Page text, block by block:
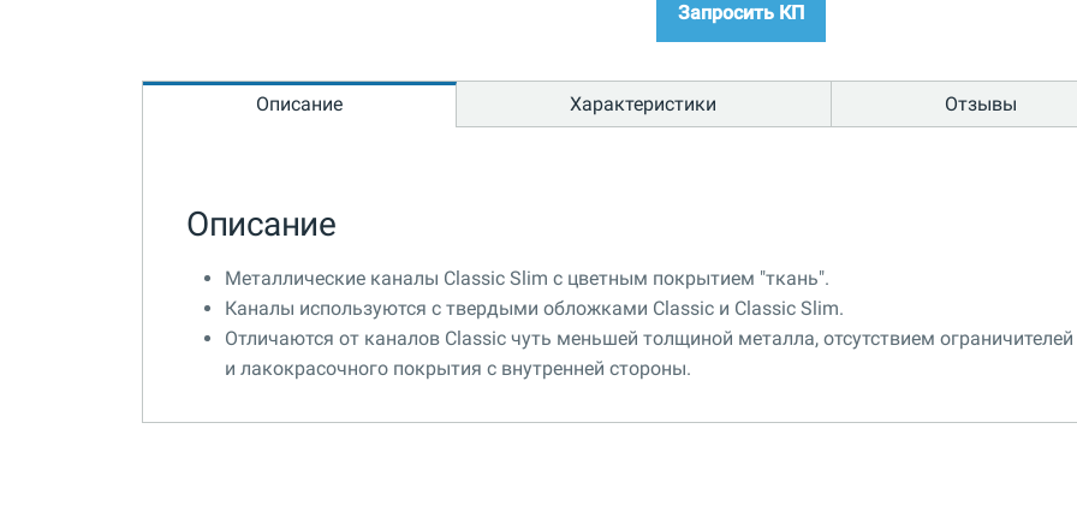
Запросить КП
Описание Характеристики Отзывы
Описание
Металлические каналы Classic Slim с цветным покрытием "ткань".
Каналы используются с твердыми обложками Classic и Classic Slim.
Отличаются от каналов Classic чуть меньшей толщиной металла, отсутствием ограничителей
и лакокрасочного покрытия с внутренней стороны.